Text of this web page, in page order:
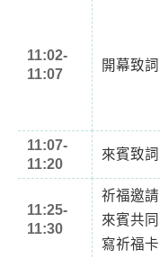
11:02-
11:07
開幕致詞
11:07-
11:20
來賓致詞
11:25-
11:30
祈福邀請
來賓共同
寫祈福卡